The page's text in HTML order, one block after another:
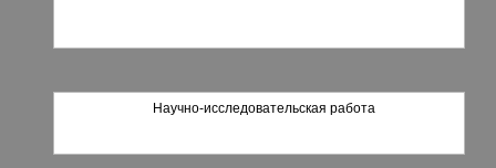
Научно-исследовательская работа